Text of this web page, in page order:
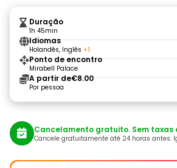
Duração
1h 45min
Idiomas
Holandês, Inglês +1
Ponto de encontro
Mirabell Palace
A partir de€8.00
Por pessoa
Cancelamento gratuito. Sem taxas
Cancele gratuitamente até 24 horas antes.